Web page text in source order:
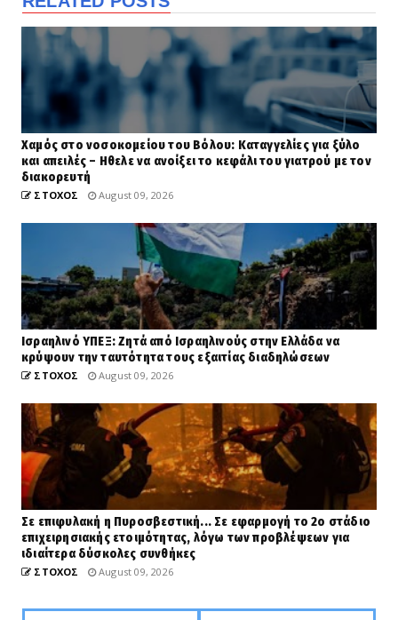
Χαμός στο νοσοκομείου του Βόλου: Καταγγελίες για ξύλο
και απειλές – Ηθελε να ανοίξει το κεφάλι του γιατρού με τον
διακορευτή
ΣΤΟΧΟΣ August 09, 2026
Ισραηλινό ΥΠΕΞ: Ζητά από Ισραηλινούς στην Ελλάδα να
κρύψουν την ταυτότητα τους εξαιτίας διαδηλώσεων
ΣΤΟΧΟΣ August 09, 2026
Σε επιφυλακή η Πυροσβεστική... Σε εφαρμογή το 2ο στάδιο
επιχειρησιακής ετοιμότητας, λόγω των προβλέψεων για
ιδιαίτερα δύσκολες συνθήκες
ΣΤΟΧΟΣ August 09, 2026